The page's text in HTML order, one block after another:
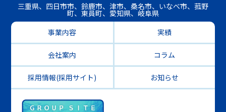
三重県、四日市市、鈴鹿市、津市、桑名市、いなべ市、菰野
町、東員町、愛知県、岐阜県
事業内容
実績
会社案内 コラム
採用情報(採用サイト) お知らせ